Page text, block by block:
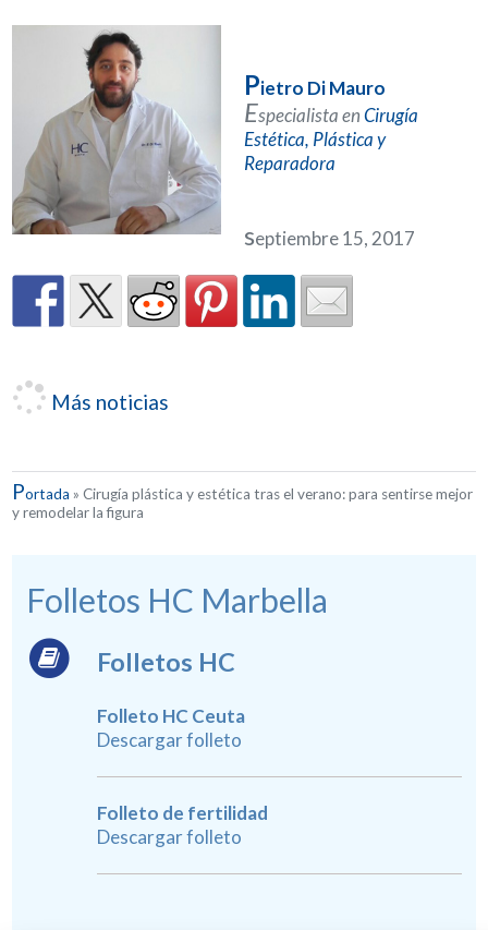
Pietro Di Mauro
Especialista enCirugía
Estética, Plástica y
Reparadora
septiembre 15, 2017
Más noticias
Portada »Cirugía plástica y estética tras el verano: para sentirse mejor
y remodelar la figura
Folletos HC Marbella
Folletos HC
Folleto HC Ceuta
Descargar folleto
Folleto de fertilidad
Descargar folleto